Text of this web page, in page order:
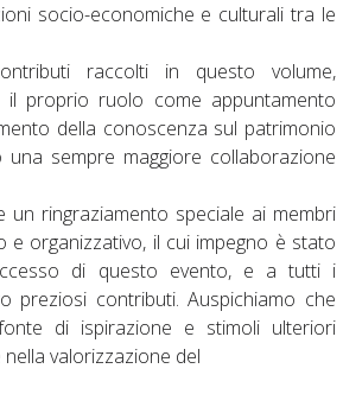
socio-economiche e culturali tra le
raccolti in questo volume,
il proprio ruolo come appuntamento
della conoscenza sul patrimonio
una sempre maggiore collaborazione
un ringraziamento speciale ai membri
e organizzativo, il cui impegno è stato
di questo evento, e a tutti i
preziosi contributi. Auspichiamo che
di ispirazione e stimoli ulteriori
valorizzazione del